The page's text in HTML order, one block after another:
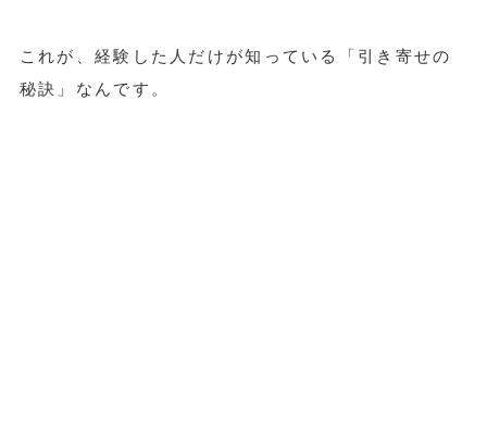
これが、経験した人だけが知っている「引き寄せの
秘訣」なんです。